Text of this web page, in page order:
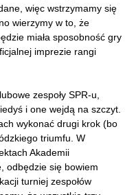
więc wstrzymamy się
wierzymy w to, że
miała sposobność gry
imprezie rangi
zespoły SPR-u,
i one wejdą na szczyt.
wykonać drugi krok (bo
triumfu. W
Akademii
odbędzie się bowiem
turniej zespołów